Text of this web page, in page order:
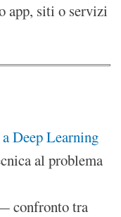
app, siti o servizi
Deep Learning
al problema
confronto tra